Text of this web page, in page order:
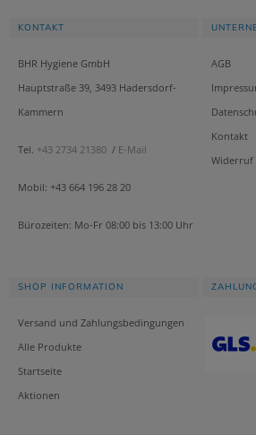
KONTAKT
BHR Hygiene GmbH
Hauptstraße 39, 3493 Hadersdorf-
Kammern
Tel. +43 2734 21380 / E-Mail
Mobil: +43 664 196 28 20
Bürozeiten: Mo-Fr 08:00 bis 13:00 Uhr
AGB
Kontakt
Widerruf
SHOP INFORMATION
Versand und Zahlungsbedingungen
Alle Produkte
Startseite
Aktionen